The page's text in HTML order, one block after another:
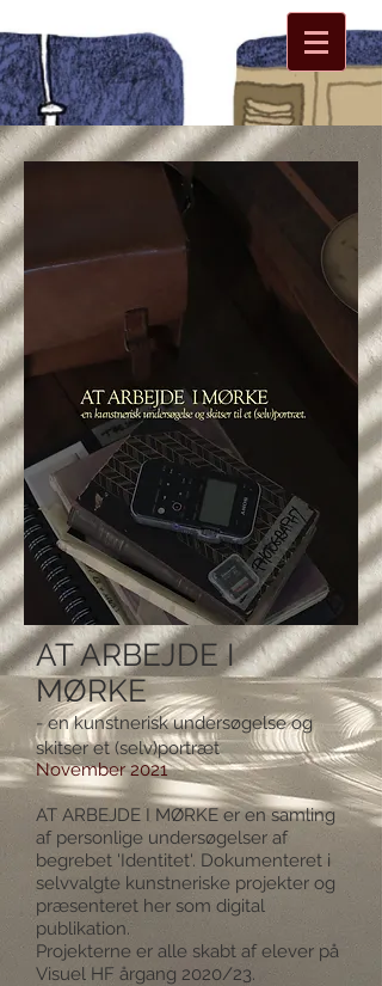
AT ARBEJDE I
MØRKE
- en kunstnerisk undersøgelse og
skitser et (selv)portræt
November 2021
AT ARBEJDE I MØRKE er en samling
af personlige undersøgelser af
begrebet 'Identitet'. Dokumenteret i
selvvalgte kunstneriske projekter og
præsenteret her som digital
publikation.
Projekterne er alle skabt af elever på
Visuel HF årgang 2020/23.